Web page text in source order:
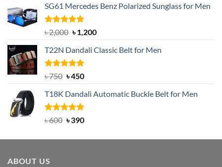
SG61 Mercedes Benz Polarized Sunglass for Men
Rated5.00
out of 5
৳2,000 Original
was:
৳ 2,000.
৳1,200Current
is:
T22N Dandali Classic Belt for Men
Rated5.00
৳750 Original
was:
৳ 750.
৳450Current
is:
৳ 450.
T18K Dandali Automatic Buckle Belt for Men
Rated5.00
৳600 Original
was:
৳390Current
is:
ABOUT US